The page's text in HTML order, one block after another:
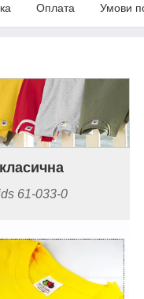
Оплата Умови
61-033-0